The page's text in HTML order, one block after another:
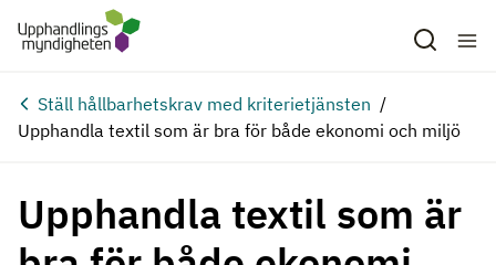
Hoppa till huvudinnehåll
Ställ hållbarhetskrav med kriterietjänsten
Upphandla textil som är bra för både ekonomi och miljö
Upphandla textil som är